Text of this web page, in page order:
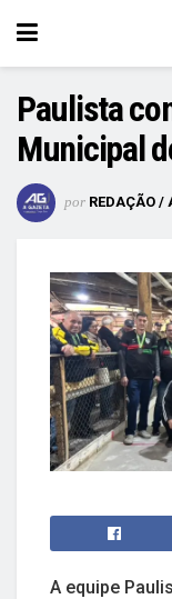
Paulista
Municipal
por REDAÇÃO /
A equipe